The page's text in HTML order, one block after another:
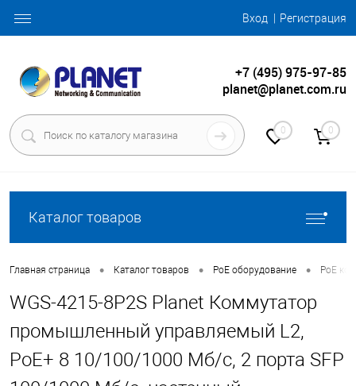
Вход Регистрация
+7 (495) 975-97-85
planet@planet.com.ru
0 0
Каталог товаров
Главная страница • Каталог товаров • PoE оборудование • PoE
WGS-4215-8P2S Planet Коммутатор
промышленный управляемый L2,
PoE+ 8 10/100/1000 Мб/с, 2 порта SFP